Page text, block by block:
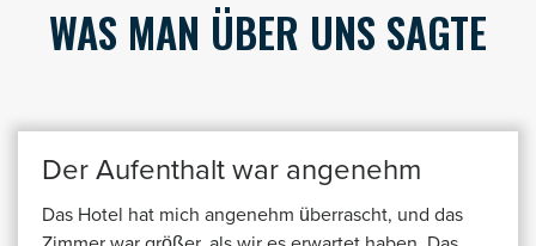
WAS MAN ÜBER UNS SAGTE
Der Aufenthalt war angenehm
Das Hotel hat mich angenehm überrascht, und das